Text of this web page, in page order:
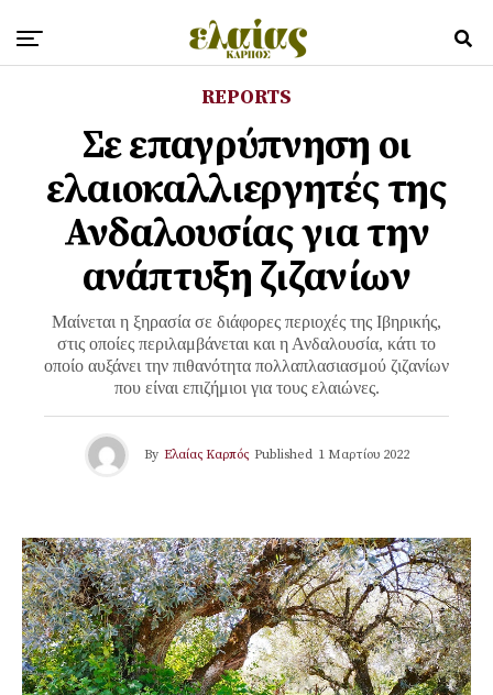
REPORTS
Σε επαγρύπνηση οι
ελαιοκαλλιεργητές της
Ανδαλουσίας για την
ανάπτυξη ζιζανίων
Mαίνεται η ξηρασία σε διάφορες περιοχές της Ιβηρικής,
στις οποίες περιλαμβάνεται και η Ανδαλουσία, κάτι το
οποίο αυξάνει την πιθανότητα πολλαπλασιασμού ζιζανίων
που είναι επιζήμιοι για τους ελαιώνες.
By Ελαίας Καρπός Published 1 Μαρτίου 2022